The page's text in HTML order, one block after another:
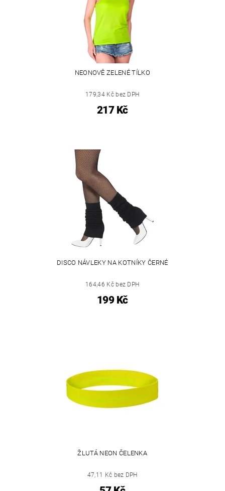
NEONOVĚ ZELENÉ TÍLKO
179,34 Kč bez DPH
217 Kč
DISCO NÁVLEKY NA KOTNÍKY ČERNÉ
164,46 Kč bez DPH
199 Kč
ŽLUTÁ NEON ČELENKA
47,11 Kč bez DPH